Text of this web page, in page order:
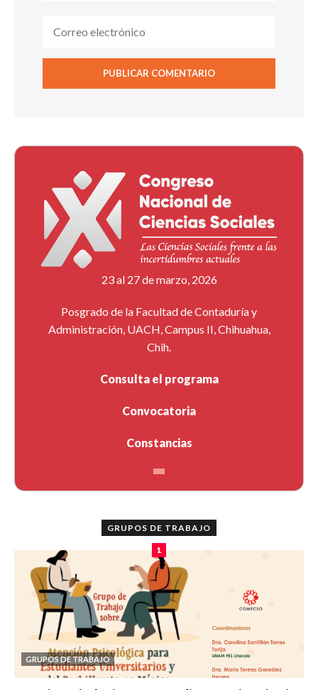
23 al 27 de marzo, 2026
Posgrado de la Facultad de Contaduría y
Administración, UACH, Campus II, Chihuahua,
Chih.
Consulta el programa
Convocatoria
Constancias
GRUPOS DE TRABAJO
1
GRUPOS DE TRABAJO